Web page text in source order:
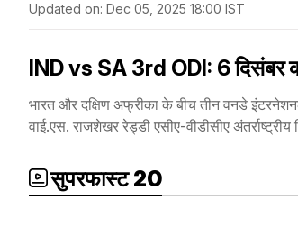
Updated on: Dec 05, 2025 18:00 IST
IND vs SA 3rd ODI: 6 दिसंबर
भारत और दक्षिण अफ्रीका के बीच तीन वनडे
वाई.एस. राजशेखर रेड्डी एसीए-वीडीसीए
सुपरफास्ट 20